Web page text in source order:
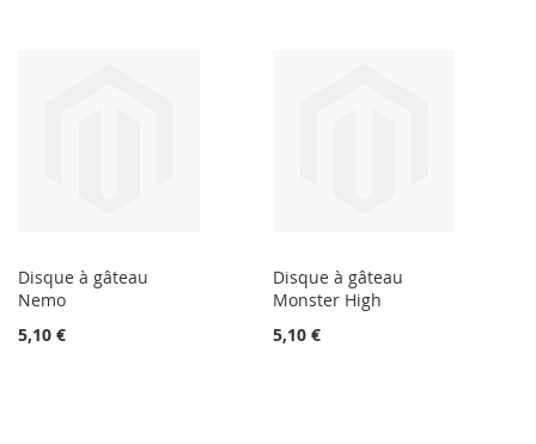
Disque à gâteau
Nemo
5,10 €
Disque à gâteau
Monster High
5,10 €